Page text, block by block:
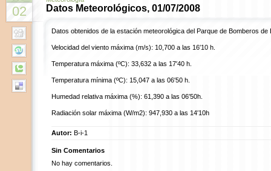
02 Datos Meteorológicos, 01/07/2008
Datos obtenidos de la estación meteorológica del Parque de Bomberos de
Velocidad del viento máxima (m/s): 10,700 a las 16′10 h.
Temperatura máxima (ºC): 33,632 a las 17′40 h.
Temperatura mínima (ºC): 15,047 a las 06′50 h.
Humedad relativa máxima (%): 61,390 a las 06′50h.
Radiación solar máxima (W/m2): 947,930 a las 14′10h
Autor: B-i-1
Sin Comentarios
No hay comentarios.